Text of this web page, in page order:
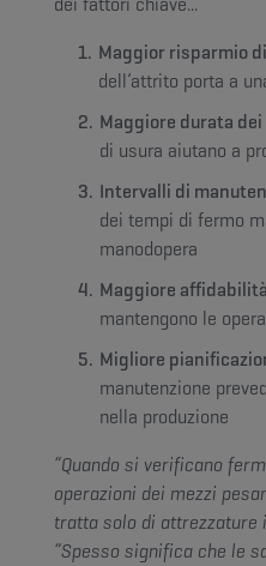
Maggior risparmio
dell’attrito porta a
Maggiore durata
di usura aiutano a
Intervalli di
dei tempi di fermo
manodopera
Maggiore
mantengono le
Migliore
manutenzione
nella produzione
“Quando si verificano
operazioni dei mezzi
tratta solo di attrezzature
“Spesso significa che le